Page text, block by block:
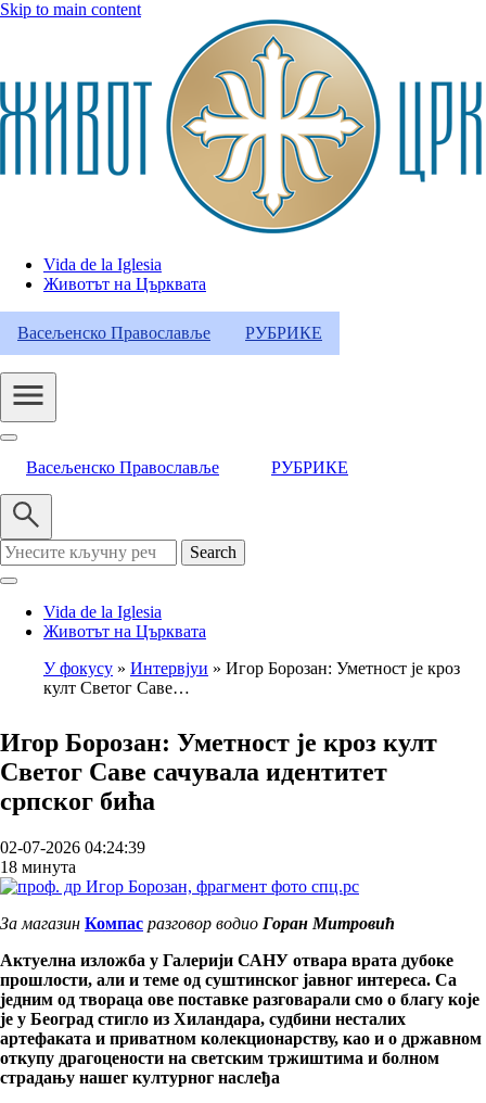
Skip to main content
Header
Category
Menu
Vida de la Iglesia
Животът на Църквата
Васељенско Православље РУБРИКЕ
Васељенско Православље РУБРИКЕ
Search
Vida de la Iglesia
Животът на Църквата
Breadcrumb
У фокусу Интервјуи
Игор Борозан: Уметност је кроз
култ Светог Саве…
Игор Борозан: Уметност је кроз култ
Светог Саве сачувала идентитет
српског бића
02-07-2026 04:24:39
18 минута
За магазин Компас разговор водио Горан Митровић
Актуелна изложба у Галерији САНУ отвара врата дубоке
прошлости, али и теме од суштинског јавног интереса. Са
једним од твораца ове поставке разговарали смо о благу које
је у Београд стигло из Хиландара, судбини несталих
артефаката и приватном колекционарству, као и о државном
откупу драгоцености на светским тржиштима и болном
страдању нашег културног наслеђа